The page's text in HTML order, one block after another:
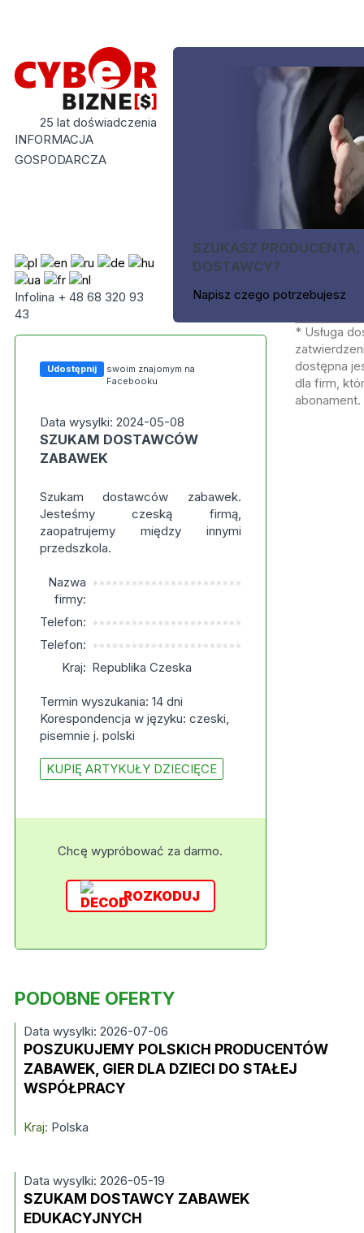
25 lat doświadczenia
INFORMACJA
GOSPODARCZA
Infolina + 48 68 320 93
43
SZUKASZ PRODUCENTA,
DOSTAWCY?
Napisz czego potrzebujesz
Udostępnij
swoim znajomym na
Facebooku
Data wysylki: 2024-05-08
SZUKAM DOSTAWCÓW
ZABAWEK
Szukam dostawców zabawek.
Jesteśmy czeską firmą,
zaopatrujemy między innymi
przedszkola.
Nazwa
firmy:
***********************
Telefon: ***********************
Telefon: ***********************
Kraj: Republika Czeska
Termin wyszukania: 14 dni
Korespondencja w języku: czeski,
pisemnie j. polski
KUPIĘ ARTYKUŁY DZIECIĘCE
Chcę wypróbować za darmo.
ROZKODUJ
* Usługa
dostępna
dla firm,
abonament.
PODOBNE OFERTY
Data wysylki: 2026-07-06
POSZUKUJEMY POLSKICH PRODUCENTÓW
ZABAWEK, GIER DLA DZIECI DO STAŁEJ
WSPÓŁPRACY
Kraj: Polska
Data wysylki: 2026-05-19
SZUKAM DOSTAWCY ZABAWEK
EDUKACYJNYCH